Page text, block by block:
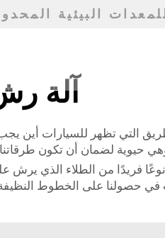
البيئية
آلة
التي تظهر للسيارات أين
حيوية لضمان أن تكون
فريدًا من الطلاء الذي يرش
حصولنا على الخطوط